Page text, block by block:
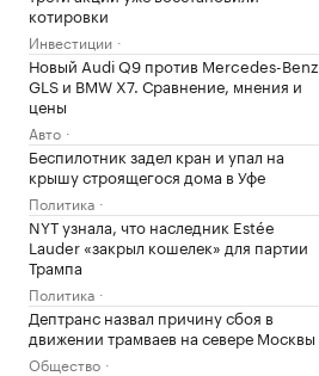
котировки
Инвестиции
Новый Audi Q9 против Mercedes-Benz
GLS и BMW X7. Сравнение, мнения и
цены
Авто
Беспилотник задел кран и упал на
крышу строящегося дома в Уфе
Политика
NYT узнала, что наследник Estée
Lauder «закрыл кошелек» для партии
Трампа
Политика
Дептранс назвал причину сбоя в
движении трамваев на севере Москвы
Общество